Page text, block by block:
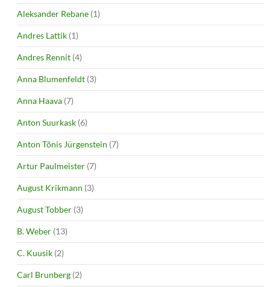
Aleksander Rebane (1)
Andres Lattik (1)
Andres Rennit (4)
Anna Blumenfeldt (3)
Anna Haava (7)
Anton Suurkask (6)
Anton Tõnis Jürgenstein (7)
Artur Paulmeister (7)
August Krikmann (3)
August Tobber (3)
B. Weber (13)
C. Kuusik (2)
Carl Brunberg (2)